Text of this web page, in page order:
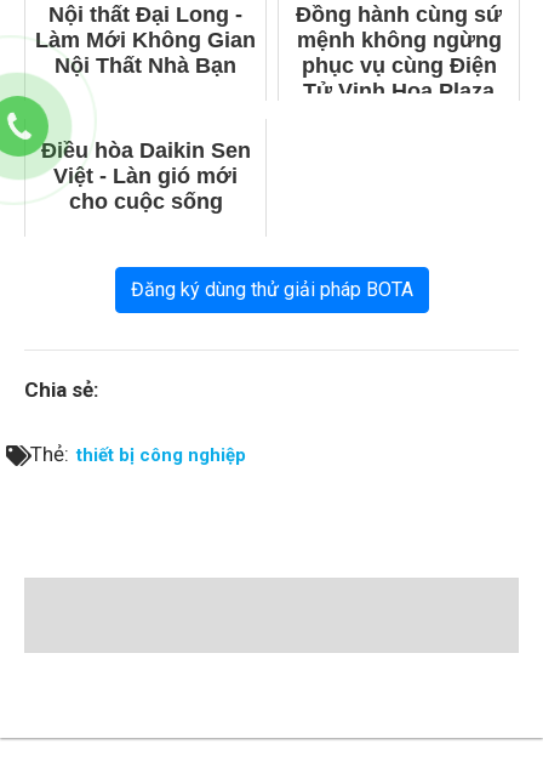
Nội thất Đại Long -
Làm Mới Không Gian
Nội Thất Nhà Bạn
Đồng hành cùng sứ
mệnh không ngừng
phục vụ cùng Điện
Tử Vinh Hoa Plaza
Điều hòa Daikin Sen
Việt - Làn gió mới
cho cuộc sống
Đăng ký dùng thử giải pháp BOTA
Chia sẻ:
Thẻ: thiết bị công nghiệp